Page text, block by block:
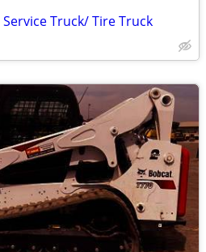
Truck/ Tire Truck